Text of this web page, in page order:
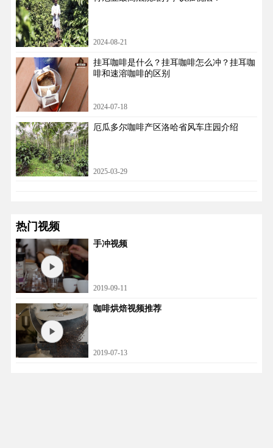
2024-08-21
挂耳咖啡是什么？挂耳咖啡怎么冲？挂耳咖
啡和速溶咖啡的区别
2024-07-18
厄瓜多尔咖啡产区洛哈省风车庄园介绍
2025-03-29
热门视频
手冲视频
2019-09-11
咖啡烘焙视频推荐
2019-07-13